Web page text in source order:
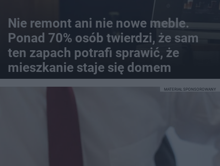
Nie remont ani nie nowe meble.
Ponad 70% osób twierdzi, że sam
ten zapach potrafi sprawić, że
mieszkanie staje się domem
MATERIAŁ SPONSOROWANY